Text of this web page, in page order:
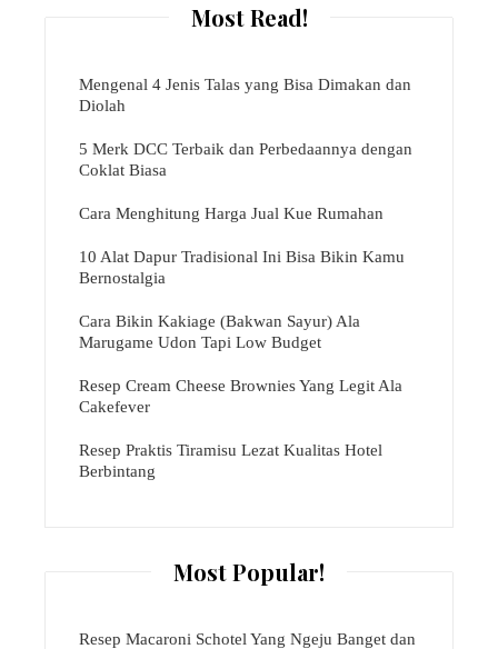
Most Read!
Mengenal 4 Jenis Talas yang Bisa Dimakan dan
Diolah
5 Merk DCC Terbaik dan Perbedaannya dengan
Coklat Biasa
Cara Menghitung Harga Jual Kue Rumahan
10 Alat Dapur Tradisional Ini Bisa Bikin Kamu
Bernostalgia
Cara Bikin Kakiage (Bakwan Sayur) Ala
Marugame Udon Tapi Low Budget
Resep Cream Cheese Brownies Yang Legit Ala
Cakefever
Resep Praktis Tiramisu Lezat Kualitas Hotel
Berbintang
Most Popular!
Resep Macaroni Schotel Yang Ngeju Banget dan